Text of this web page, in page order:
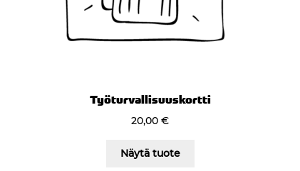
Työturvallisuuskortti
20,00€
Näytä tuote